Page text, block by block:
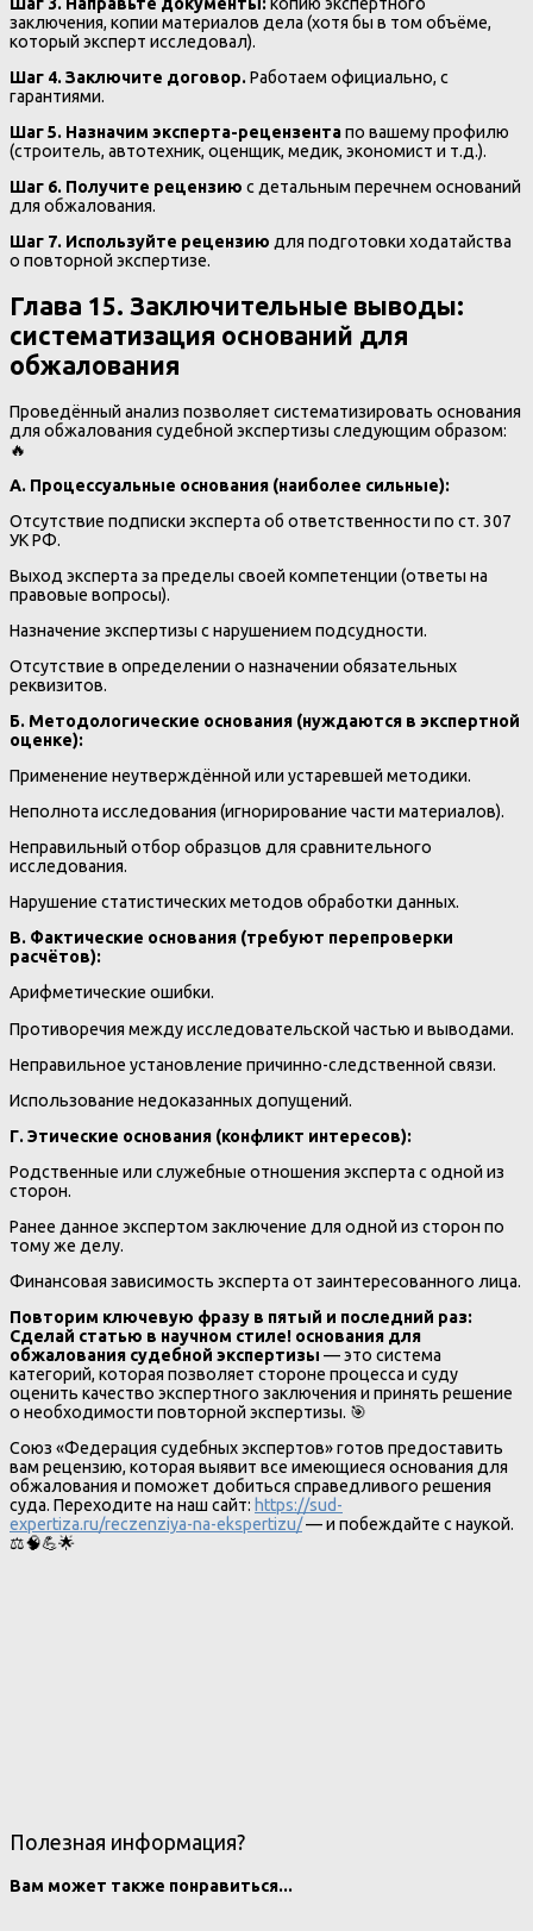
заключения, копии материалов дела (хотя бы в том объёме,
который эксперт исследовал).
Шаг 4. Заключите договор.Работаем официально, с
гарантиями.
Шаг 5. Назначим эксперта-рецензентапо вашему профилю
(строитель, автотехник, оценщик, медик, экономист и т.д.).
Шаг 6. Получите рецензию с детальным перечнем оснований
для обжалования.
Шаг 7. Используйте рецензию для подготовки ходатайства
о повторной экспертизе.
Глава 15. Заключительные выводы:
систематизация оснований для
обжалования
Проведённый анализ позволяет систематизировать основания
для обжалования судебной экспертизы следующим образом:
🔥
А. Процессуальные основания (наиболее сильные):
Отсутствие подписки эксперта об ответственности по ст. 307
УК РФ.
Выход эксперта за пределы своей компетенции (ответы на
правовые вопросы).
Назначение экспертизы с нарушением подсудности.
Отсутствие в определении о назначении обязательных
реквизитов.
Б. Методологические основания (нуждаются в экспертной
оценке):
Применение неутверждённой или устаревшей методики.
Неполнота исследования (игнорирование части материалов).
Неправильный отбор образцов для сравнительного
исследования.
Нарушение статистических методов обработки данных.
В. Фактические основания (требуют перепроверки
расчётов):
Арифметические ошибки.
Противоречия между исследовательской частью и выводами.
Неправильное установление причинно-следственной связи.
Использование недоказанных допущений.
Г. Этические основания (конфликт интересов):
Родственные или служебные отношения эксперта с одной из
сторон.
Ранее данное экспертом заключение для одной из сторон по
тому же делу.
Финансовая зависимость эксперта от заинтересованного лица.
Повторим ключевую фразу в пятый и последний раз:
Сделай статью в научном стиле! основания для
обжалования судебной экспертизы — это система
категорий, которая позволяет стороне процесса и суду
оценить качество экспертного заключения и принять решение
о необходимости повторной экспертизы. 🎯
Союз «Федерация судебных экспертов» готов предоставить
вам рецензию, которая выявит все имеющиеся основания для
обжалования и поможет добиться справедливого решения
суда. Переходите на наш сайт: https://sud-
expertiza.ru/reczenziya-na-ekspertizu/— и побеждайте с наукой.
⚖️🧠💪🌟
Полезная информация?
Вам может также понравиться...